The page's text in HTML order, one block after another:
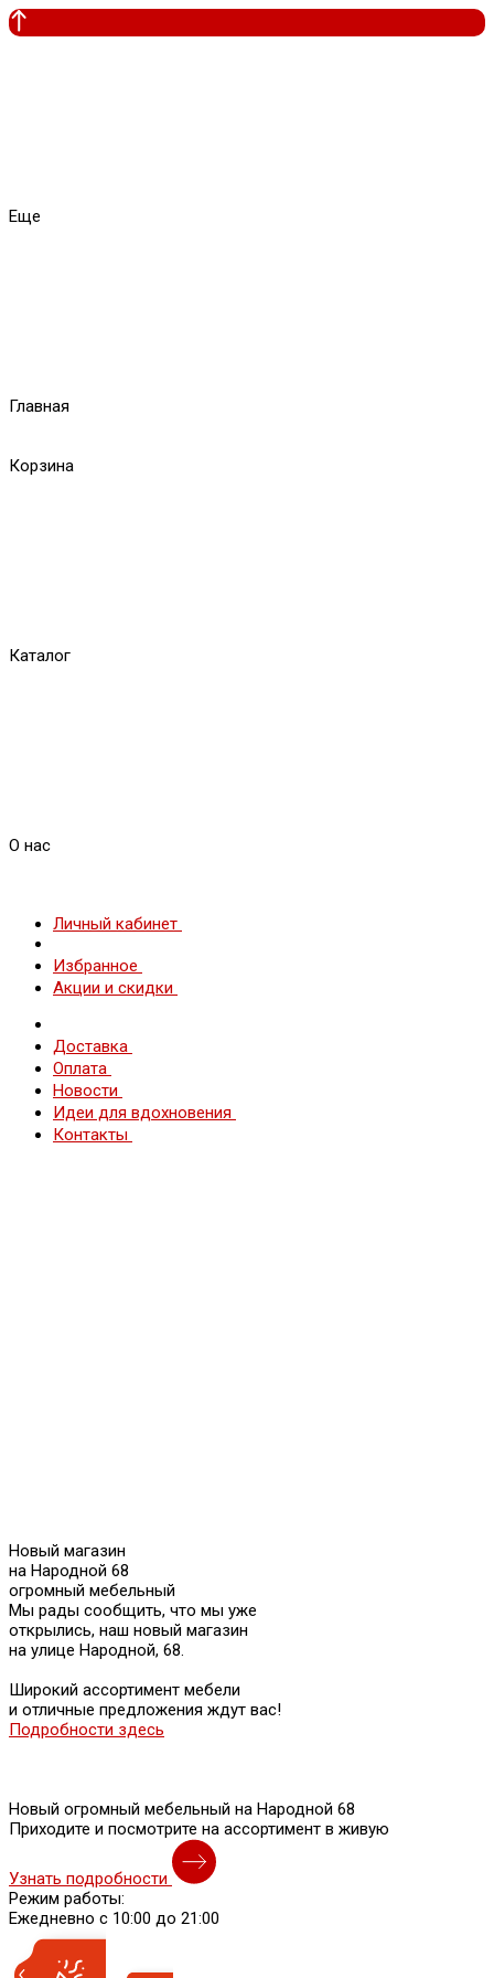
Еще
Главная
Корзина
Каталог
О нас
Личный кабинет
Избранное
Акции и скидки
Доставка
Оплата
Новости
Идеи для вдохновения
Контакты
Новый магазин
на Народной 68
огромный мебельный
Мы рады сообщить, что мы уже
открылись, наш новый магазин
на улице Народной, 68.
Широкий ассортимент мебели
и отличные предложения ждут вас!
Подробности здесь
Новый огромный мебельный на Народной 68
Приходите и посмотрите на ассортимент в живую
Узнать подробности
Режим работы:
Ежедневно с 10:00 до 21:00